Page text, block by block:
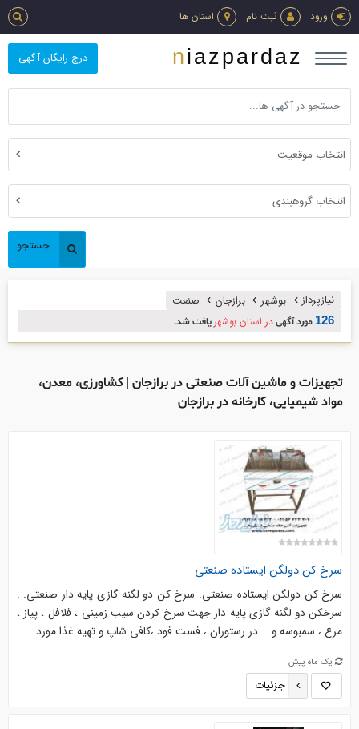
ورود ثبت نام استان ها
درج رایگان آگهی niazpardaz
انتخاب موقعیت
انتخاب گروهبندی
جستجو
نیازپرداز بوشهر برازجان صنعت
126 مورد آگهیدر استان بوشهر یافت شد.
تجهیزات و ماشین آلات صنعتی در برازجان | کشاورزی، معدن،
مواد شیمیایی، کارخانه در برازجان
سرخ کن دولگن ایستاده صنعتی
سرخ کن دولگن ایستاده صنعتی. سرخ کن دو لگنه گازی پایه دار صنعتی. .
سرخکن دو لگنه گازی پایه دار جهت سرخ کردن سیب زمینی ، فلافل ، پیاز ،
مرغ ، سمبوسه و … در رستوران ، فست فود ،کافی شاپ و تهیه غذا مورد ...
یک ماه پیش
جزئیات